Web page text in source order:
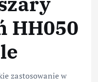
HH050
zastosowanie w